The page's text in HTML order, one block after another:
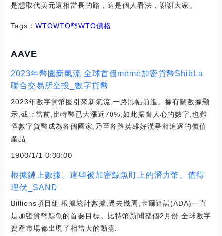
是想取代美元還相當長的路，這是個人看法，謝謝大家。
Tags： WTOWTO幣WTO價格
AAVE
2023年幣圈新氣流 全球首個meme加密貨幣ShibLa
聯合交易所空投_數字貨幣
2023年數字貨幣圈引來新氣流,一路漲幅前進。據有關數據顯
示,截止當前,比特幣已大漲近70%,如此振奮人心的數字,也難
怪數字貨幣成為各個國家,乃至各路英雄好漢爭相追逐的價值
產品.
1900/1/1 0:00:00
根據鏈上數據、這些被加密鯨魚盯上的潛力幣、值得
埋伏_SAND
Billions項目組 根據統計數據,過去幾周,卡爾達諾(ADA)一直
是加密貨幣鯨魚的首要目標。比特幣新聞整個2月份,全球數字
資產市場都出現了相當大的動蕩.